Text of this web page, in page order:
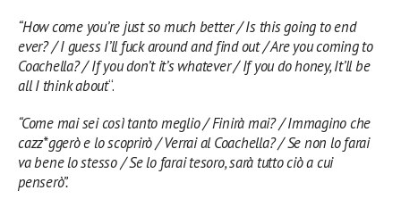
“How come you’re just so much better / Is this going to end
ever? / I guess I’ll fuck around and find out / Are you coming to
Coachella? / If you don’t it’s whatever / If you do honey, It’ll be
all I think about“.
“Come mai sei così tanto meglio / Finirà mai? / Immagino che
cazz*ggerò e lo scoprirò / Verrai al Coachella? / Se non lo farai
va bene lo stesso / Se lo farai tesoro, sarà tutto ciò a cui
penserò”.